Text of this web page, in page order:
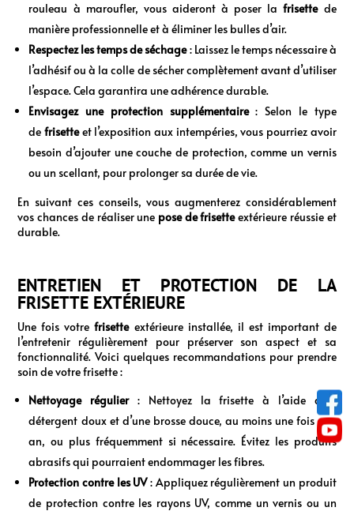
rouleau à maroufler, vous aideront à poser la frisette de
manière professionnelle et à éliminer les bulles d’air.
Respectez les temps de séchage: Laissez le temps nécessaire à
l’adhésif ou à la colle de sécher complètement avant d’utiliser
l’espace. Cela garantira une adhérence durable.
Envisagez une protection supplémentaire : Selon le type
de frisette et l’exposition aux intempéries, vous pourriez avoir
besoin d’ajouter une couche de protection, comme un vernis
ou un scellant, pour prolonger sa durée de vie.
En suivant ces conseils, vous augmenterez considérablement
vos chances de réaliser une pose de frisetteextérieure réussie et
durable.
ENTRETIEN ET PROTECTION DE LA
FRISETTE EXTÉRIEURE
Une fois votre frisette extérieure installée, il est important de
l’entretenir régulièrement pour préserver son aspect et sa
fonctionnalité. Voici quelques recommandations pour prendre
soin de votre frisette :
Nettoyage régulier : Nettoyez la frisette à l’aide d’un
détergent doux et d’une brosse douce, au moins une fois par
an, ou plus fréquemment si nécessaire. Évitez les produits
abrasifs qui pourraient endommager les fibres.
Protection contre les UV: Appliquez régulièrement un produit
de protection contre les rayons UV, comme un vernis ou un